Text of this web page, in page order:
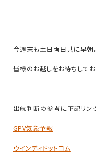
今週末も土日両日共に早朝
皆様のお越しをお待ちしてお
出航判断の参考に下記リン
GPV気象予報
ウインディドットコム